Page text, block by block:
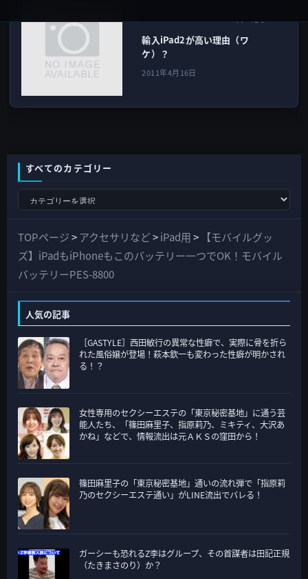
輸入iPad2が高い理由（ワ
ケ）？
2011年4月16日
すべてのカテゴリー
て
の
カ
リ
ー
TOPページ> アクセサリなど>iPad用>
【モバイルグッ
ズ】iPadもiPhoneもこのバッテリー一つでOK！モバイル
バッテリーPES-8800
人気の記事
［GASTYLE］西田敏行の異常な性癖で、実際に骨を折ら
れた風俗嬢が登場！萩本欽一も変わった性癖が明かされ
る！？
女性専用のセクシーエステの「東京秘密基地」に通う芸
能人たち、「篠田麻里子、指原莉乃、ミキティ、大沢あ
かね」などで、情報流出は元ＡＫＳの窪田から！
篠田麻里子の「東京秘密基地」通いの流れ弾で「指原莉
乃のセクシーエステ通い」がLINE流出でバレる！
ガーシーも恐れるZ李はグループ、その首謀者は田記正規
（たきまさのり）か？